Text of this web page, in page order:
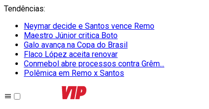
Tendências:
Neymar decide e Santos vence Remo
Maestro Júnior critica Boto
Galo avança na Copa do Brasil
Flaco López aceita renovar
Conmebol abre processos contra Grêm...
Polêmica em Remo x Santos